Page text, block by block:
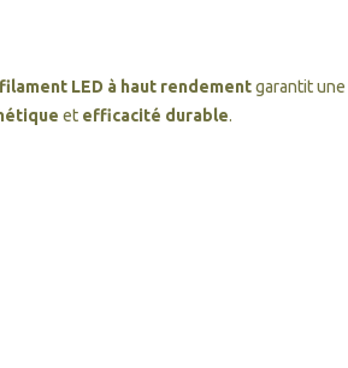
filament LED à haut rendementgarantit une
et efficacité durable.